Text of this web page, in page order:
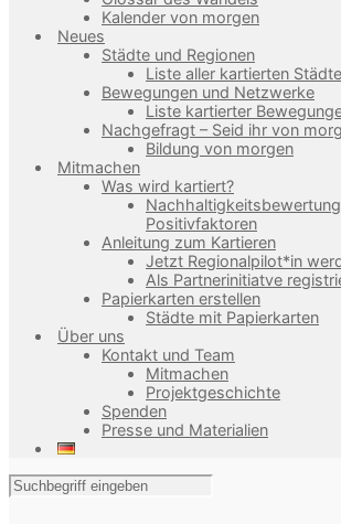
Kalender von morgen
Neues
Städte und Regionen
Liste aller kartierten Städte
Bewegungen und Netzwerke
Liste kartierter
Nachgefragt – Seid ihr von
Bildung von morgen
Mitmachen
Was wird kartiert?
Positivfaktoren
Anleitung zum Kartieren
Jetzt Regionalpilot*in
Als Partnerinitiatve
Papierkarten erstellen
Städte mit Papierkarten
Über uns
Kontakt und Team
Mitmachen
Projektgeschichte
Spenden
Presse und Materialien